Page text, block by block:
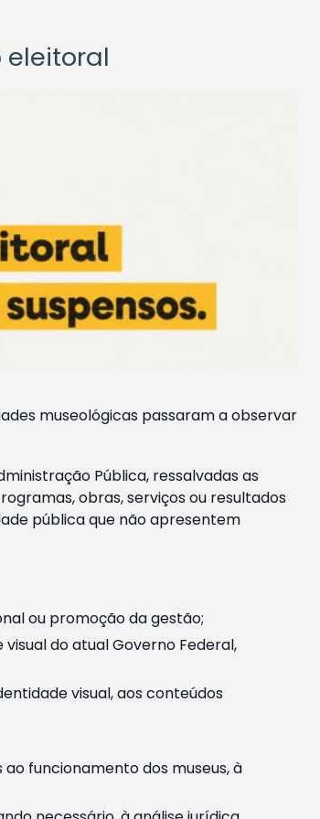
museológicas passaram a observar
Pública, ressalvadas as
obras, serviços ou resultados
pública que não apresentem
ou promoção da gestão;
do atual Governo Federal,
visual, aos conteúdos
funcionamento dos museus, à